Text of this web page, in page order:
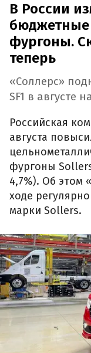
В России
бюджетные
фургоны.
теперь
«Соллерс»
SF1 в августе
Российская
августа
фургоны
4,7%). Об этом
ходе
марки Sollers.